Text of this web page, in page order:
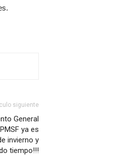
siguiente
General
ya es
invierno y
tiempo!!!